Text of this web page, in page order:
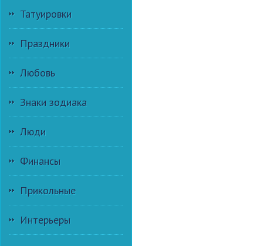
Татуировки
Праздники
Любовь
Знаки зодиака
Люди
Финансы
Прикольные
Интерьеры